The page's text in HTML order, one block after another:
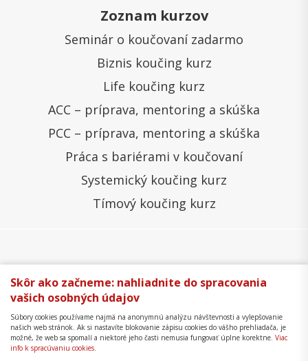
Zoznam kurzov
Seminár o koučovaní zadarmo
Biznis koučing kurz
Life koučing kurz
ACC – príprava, mentoring a skúška
PCC – príprava, mentoring a skúška
Práca s bariérami v koučovaní
Systemický koučing kurz
Tímový koučing kurz
Všeobecné obchodné podmienky
Správa cookies
Ochrana osobných údajov
Formulár na odstúpenie
Mapa stránky
Copyright © 2018 - 2026 Business Coaching College,
Skôr ako začneme: nahliadnite do spracovania
vašich osobných údajov
Súbory cookies používame najmä na anonymnú analýzu návštevnosti a vylepšovanie
našich web stránok. Ak si nastavíte blokovanie zápisu cookies do vášho prehliadača, je
možné, že web sa spomalí a niektoré jeho časti nemusia fungovať úplne korektne. Viac
info k spracúvaniu cookies.